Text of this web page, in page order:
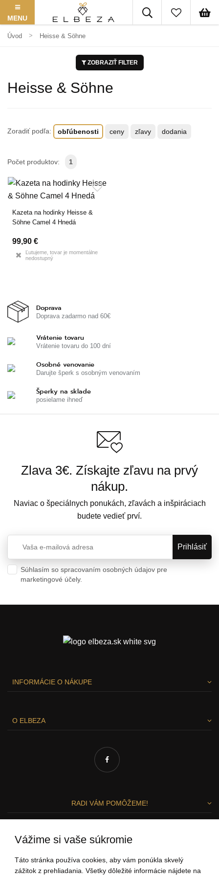
MENU
Úvod Heisse & Söhne
ZOBRAZIŤ FILTER
Heisse & Söhne
Zoradiť podľa: obľúbenosti ceny zľavy dodania
Počet produktov: 1
Kazeta na hodinky Heisse &
Söhne Camel 4 Hnedá
99,90 €
Ľutujeme, tovar je momentálne
nedostupný
Doprava
Doprava zadarmo nad 60€
Vrátenie tovaru
Vrátenie tovaru do 100 dní
Osobné venovanie
Darujte šperk s osobným venovaním
Šperky na sklade
posielame ihneď
Zlava 3€. Získajte zľavu na prvý
nákup.
Naviac o špeciálnych ponukách, zľavách a inšpiráciach
budete vedieť prví.
Súhlasím so spracovaním osobných údajov pre
marketingové účely.
INFORMÁCIE O NÁKUPE
O ELBEZA
RADI VÁM POMÔŽEME!
Zuzka a Lenka
Vážime si vaše súkromie
Táto stránka používa cookies, aby vám ponúkla skvelý
zážitok z prehliadania. Všetky dôležité informácie nájdete na